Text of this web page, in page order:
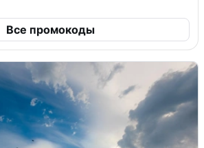
Все промокоды